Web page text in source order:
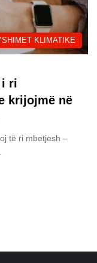
KLIMATIKE
i ri
krijojmë në
të ri mbetjesh –